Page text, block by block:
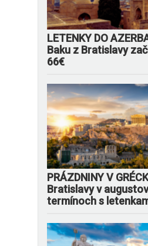
LETENKY DO
Baku z Bratislavy
66€
PRÁZDNINY V
Bratislavy v
termínoch s